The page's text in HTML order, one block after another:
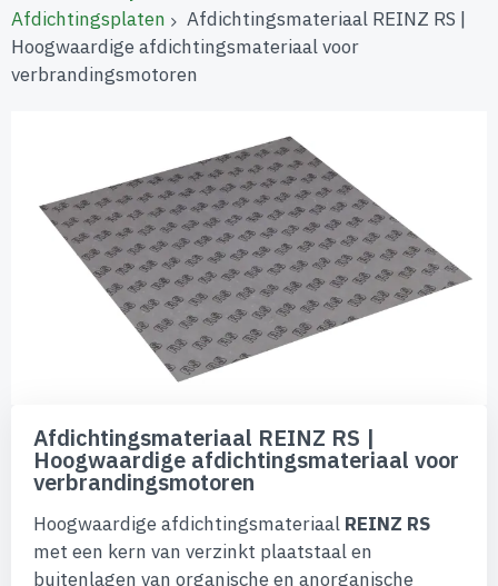
Afdichtingsplaten
Afdichtingsmateriaal REINZ RS |
Hoogwaardige afdichtingsmateriaal voor
verbrandingsmotoren
afbeeldingen-
naar
begin
afbeeldingen-
gallerij
Afdichtingsmateriaal REINZ RS |
Hoogwaardige afdichtingsmateriaal voor
verbrandingsmotoren
Hoogwaardige afdichtingsmateriaal REINZ RS
met een kern van verzinkt plaatstaal en
buitenlagen van organische en anorganische